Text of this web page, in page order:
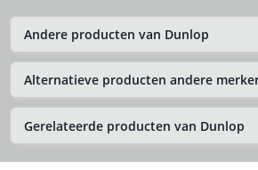
Andere producten van Dunlop
Alternatieve producten andere
Gerelateerde producten van Dunlop